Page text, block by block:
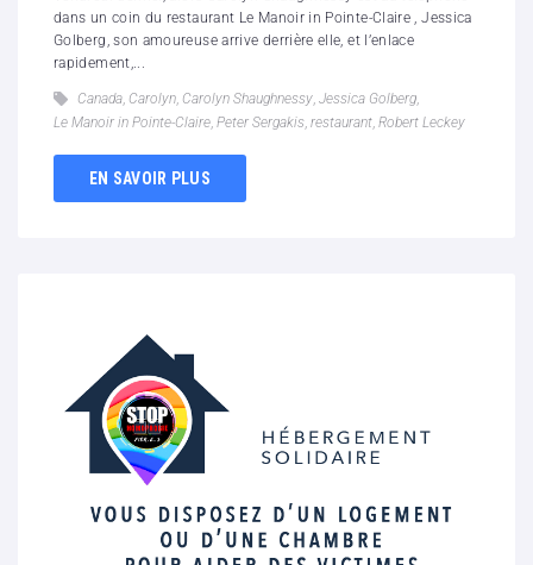
dans un coin du restaurant Le Manoir in Pointe-Claire , Jessica
Golberg, son amoureuse arrive derrière elle, et l’enlace
rapidement,...
Canada, Carolyn, Carolyn Shaughnessy, Jessica Golberg,
Le Manoir in Pointe-Claire, Peter Sergakis, restaurant, Robert Leckey
EN SAVOIR PLUS